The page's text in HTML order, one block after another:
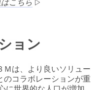
こちら
ョン
Ｍは、より良いソリュー
のコラボレーションが重